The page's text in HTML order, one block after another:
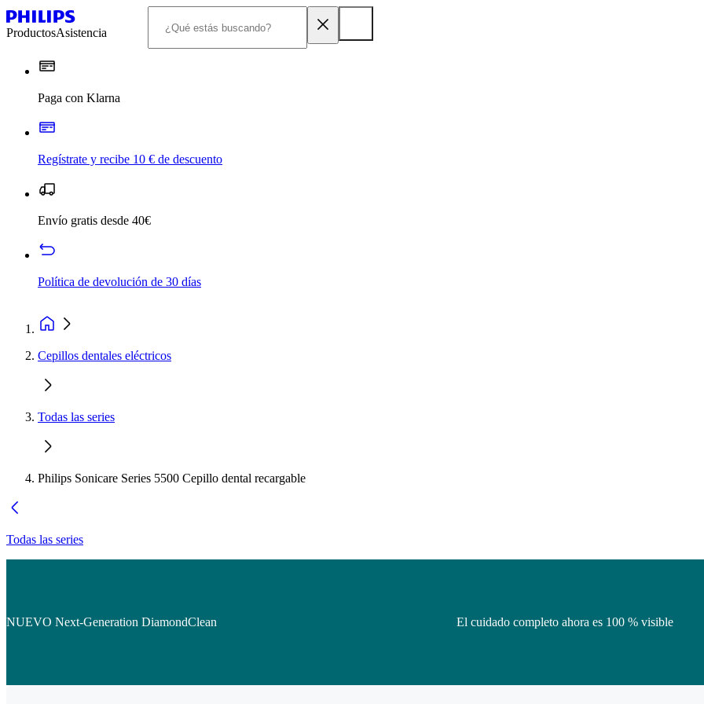
ProductosAsistencia
Paga con Klarna
Regístrate y recibe 10 € de descuento
Envío gratis desde 40€
Política de devolución de 30 días
Cepillos dentales eléctricos
Todas las series
Philips Sonicare Series 5500 Cepillo dental recargable
Todas las series
NUEVO Next-Generation DiamondClean El cuidado completo ahora es 100 % visible